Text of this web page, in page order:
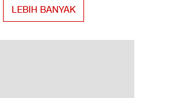
LEBIH BANYAK